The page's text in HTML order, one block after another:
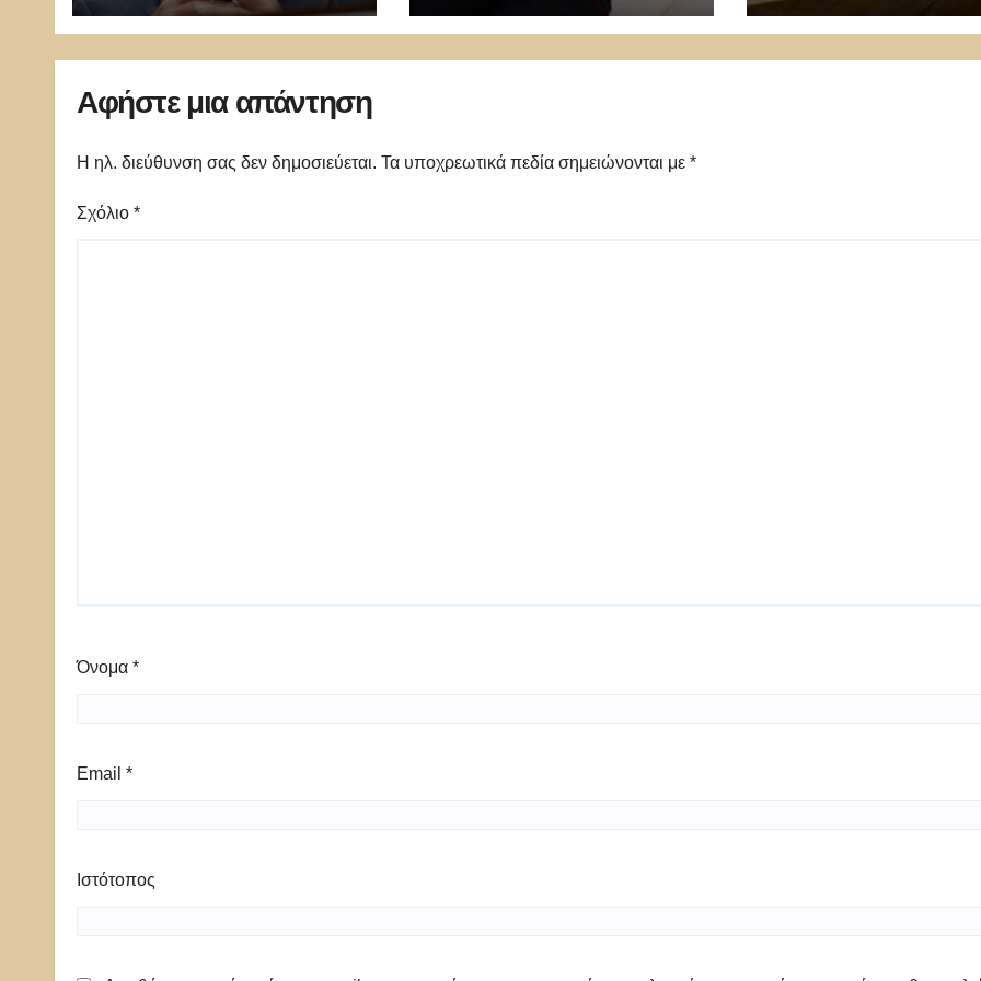
μέλος της Ακαδημίας
Αθηνών!
δεν έχει υπάρξει μέχρι
στιγμής»
σχεδόν
Αφήστε μια απάντηση
Η ηλ. διεύθυνση σας δεν δημοσιεύεται. Τα υποχρεωτικά πεδία σημειώνονται με *
Σχόλιο *
Όνομα *
Email *
Ιστότοπος